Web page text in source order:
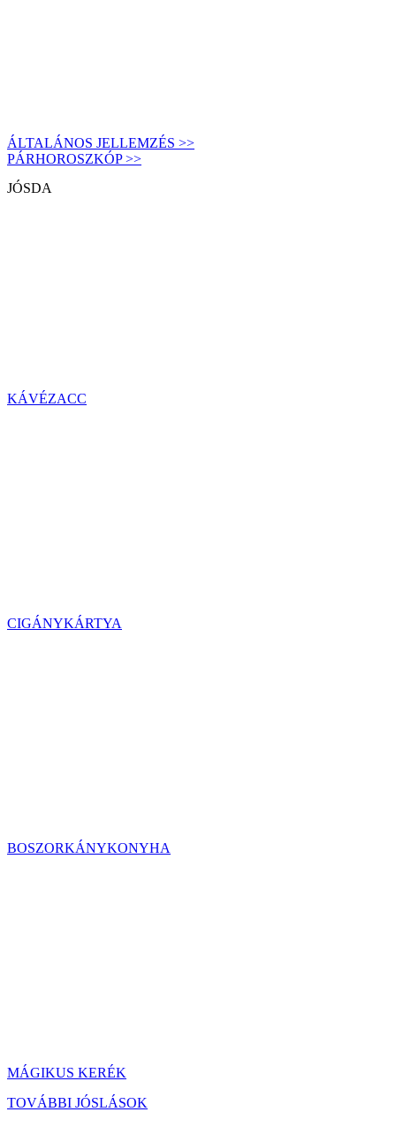
ÁLTALÁNOS JELLEMZÉS >>
PÁRHOROSZKÓP >>
JÓSDA
KÁVÉZACC
CIGÁNYKÁRTYA
BOSZORKÁNYKONYHA
MÁGIKUS KERÉK
TOVÁBBI JÓSLÁSOK